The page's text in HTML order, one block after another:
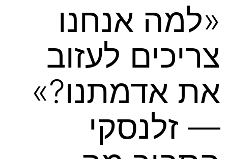
«למה אנחנו
צריכים לעזוב
את אדמתנו?»
— זלנסקי